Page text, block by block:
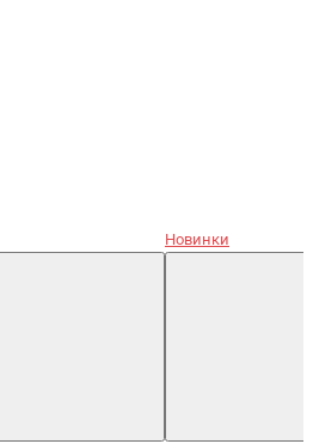
Новинки